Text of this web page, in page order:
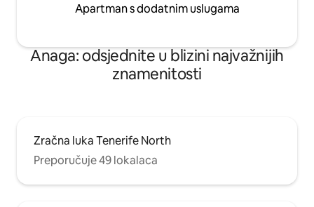
Apartman s dodatnim uslugama
Anaga: odsjednite u blizini najvažnijih
znamenitosti
Zračna luka Tenerife North
Preporučuje 49 lokalaca